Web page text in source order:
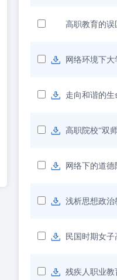
高职教育的
网络环境下
走向和谐的
高职院校“双
网络下的道
浅析思想政
民国时期女
残疾人职业